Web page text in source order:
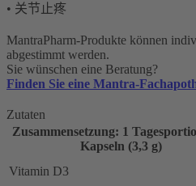
• 关节止疼
MantraPharm-Produkte können
abgestimmt werden.
Sie wünschen eine Beratung?
Finden Sie eine Mantra-
Zutaten
Zusammensetzung: 1
Kapseln (3,3 g)
Vitamin D3